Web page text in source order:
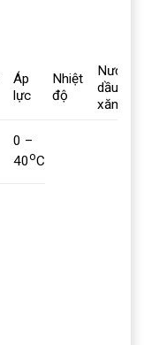
Áp
lực
Nhiệt
độ
Nước,
dầu,
xăng
0 –
40oC